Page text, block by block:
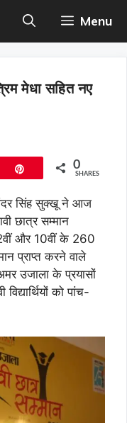
Menu
मेधा सहित नए
0
SHARES
सिंह सुक्खू ने आज
छात्र सम्मान
और 10वीं के 260
प्राप्त करने वाले
अमर उजाला के प्रयासों
को पांच-